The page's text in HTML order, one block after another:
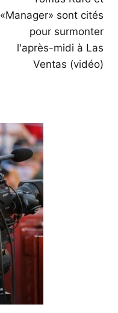
«Manager» sont cités
pour surmonter
l'après-midi à Las
Ventas (vidéo)